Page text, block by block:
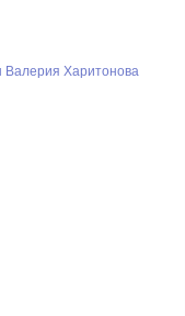
Валерия Харитонова